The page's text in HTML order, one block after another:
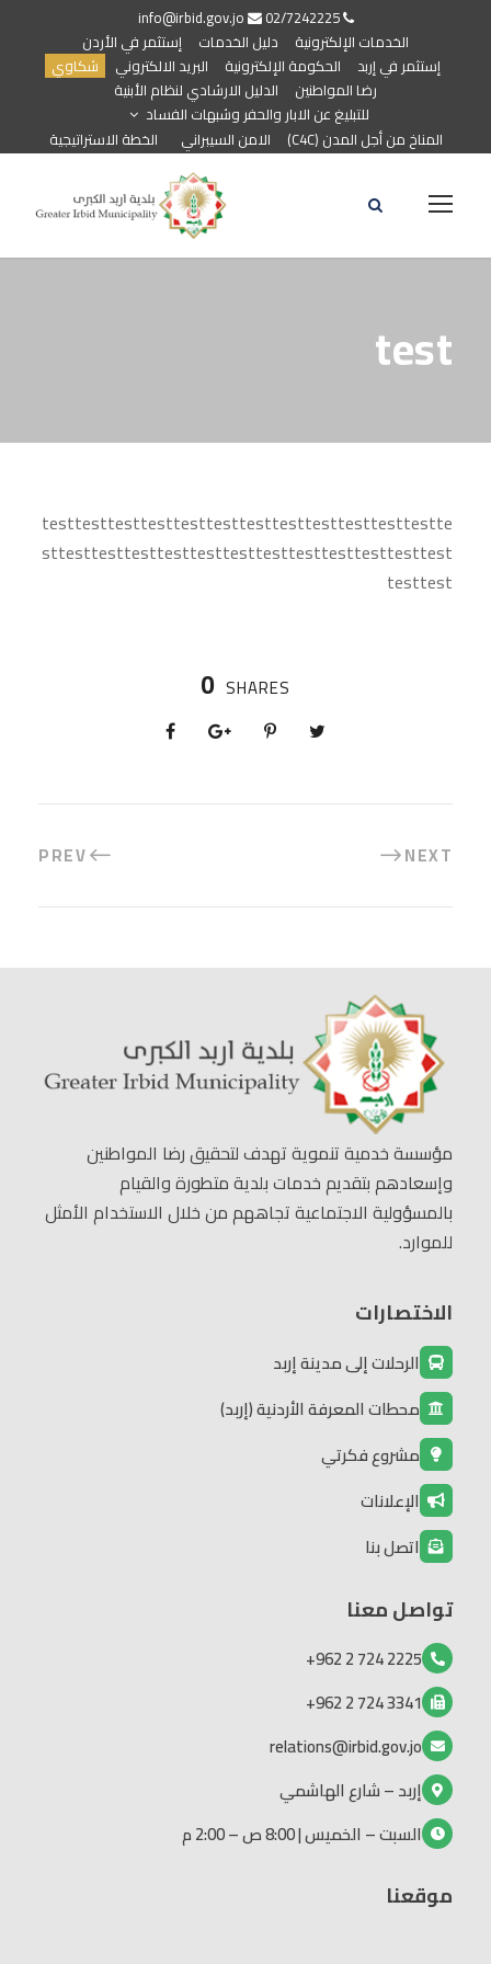
02/7242225
الخدمات الإلكترونية
دليل الخدمات
إستثمر في الأردن
إستثمر في إربد
الحكومة الإلكترونية البريد الالكتروني
شكاوي
رضا المواطنين
الدليل الارشادي لنظام الأبنية
للتبليغ عن الابار والحفر وشبهات الفساد
المناخ من أجل المدن (C4C)
الامن السيبراني الخطة الاستراتيجية
test
testtesttesttesttesttesttesttesttesttesttesttestte
sttesttesttesttesttesttesttesttesttesttesttesttest
testtest
0 SHARES
PREV NEXT
مؤسسة خدمية تنموية تهدف لتحقيق رضا المواطنين
وإسعادهم بتقديم خدمات بلدية متطورة والقيام
بالمسؤولية الاجتماعية تجاههم من خلال الاستخدام الأمثل
للموارد.
الاختصارات
الرحلات إلى مدينة إربد
محطات المعرفة الأردنية (إربد)
مشروع فكرتي
الإعلانات
اتصل بنا
تواصل معنا
2225 724 2 962+
3341 724 2 962+
relations@irbid.gov.jo
إربد – شارع الهاشمي
السبت – الخميس | 8:00 ص – 2:00 م
موقعنا